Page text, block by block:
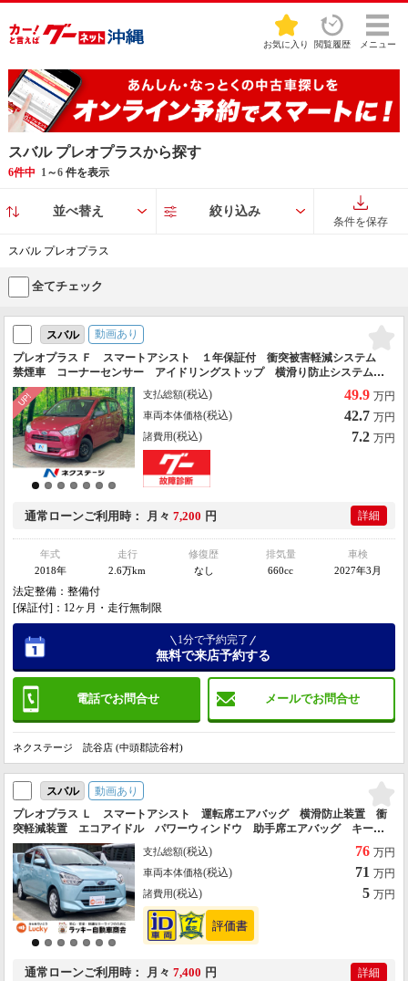
お気に入り 閲覧履歴 メニュー
スバル プレオプラスから探す
6件中 1～6件を表示
並べ替え 絞り込み
条件を保存
スバル プレオプラス
全てチェック
スバル
動画あり
プレオプラス Ｆ スマートアシスト １年保証付 衝突被害軽減システム
禁煙車 コーナーセンサー アイドリングストップ 横滑り防止システム
オートハイビーム ＣＤ 盗難防止装置 ドアバイザー
支払総額(税込) 49.9 万円
車両本体価格(税込) 42.7 万円
諸費用(税込) 7.2 万円
通常ローンご利用時 月々 7,200 円 詳細
年式
2018年
走行
2.6万km
修復歴
なし
排気量
660cc
車検
2027年3月
法定整備：整備付
[保証付]：12ヶ月・走行無制限
電話でお問合せ メールでお問合せ
1分で予約完了
無料で来店予約する
ネクステージ 読谷店 (中頭郡読谷村)
スバル
動画あり
プレオプラス Ｌ スマートアシスト 運転席エアバッグ 横滑防止装置 衝
突軽減装置 エコアイドル パワーウィンドウ 助手席エアバッグ キーレ
スキー パワーステアリング パーキングセンサー 盗難警報装置 マニュ
アルエアコン 衝突安全ボディ
支払総額(税込) 76 万円
車両本体価格(税込) 71 万円
諸費用(税込) 5 万円
通常ローンご利用時 月々 7,400 円 詳細